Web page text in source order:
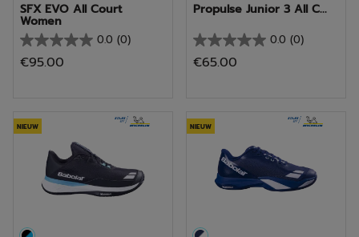
SFX EVO All Court
Women
0.0 (0)
0.0
van
sterren.
€95.00
Propulse Junior 3 All C...
0.0 (0)
0.0
van
sterren.
€65.00
NIEUW NIEUW